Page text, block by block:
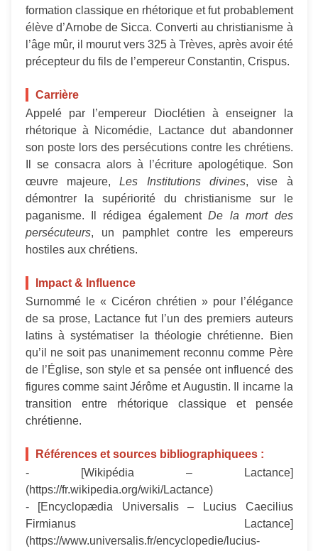
formation classique en rhétorique et fut probablement
élève d’Arnobe de Sicca. Converti au christianisme à
l’âge mûr, il mourut vers 325 à Trèves, après avoir été
précepteur du fils de l’empereur Constantin, Crispus.
Carrière
Appelé par l’empereur Dioclétien à enseigner la
rhétorique à Nicomédie, Lactance dut abandonner
son poste lors des persécutions contre les chrétiens.
Il se consacra alors à l’écriture apologétique. Son
œuvre majeure,Les Institutions divines, vise à
démontrer la supériorité du christianisme sur le
paganisme. Il rédigea égalementDe la mort des
persécuteurs, un pamphlet contre les empereurs
hostiles aux chrétiens.
Impact & Influence
Surnommé le « Cicéron chrétien » pour l’élégance
de sa prose, Lactance fut l’un des premiers auteurs
latins à systématiser la théologie chrétienne. Bien
qu’il ne soit pas unanimement reconnu comme Père
de l’Église, son style et sa pensée ont influencé des
figures comme saint Jérôme et Augustin. Il incarne la
transition entre rhétorique classique et pensée
chrétienne.
Références et sources bibliographiquees :
- [Wikipédia – Lactance]
(https://fr.wikipedia.org/wiki/Lactance)
- [Encyclopædia Universalis – Lucius Caecilius
Firmianus Lactance]
(https://www.universalis.fr/encyclopedie/lucius-